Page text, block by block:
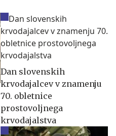
Dan slovenskih
krvodajalcev v znamenju
70. obletnice
prostovoljnega
krvodajalstva